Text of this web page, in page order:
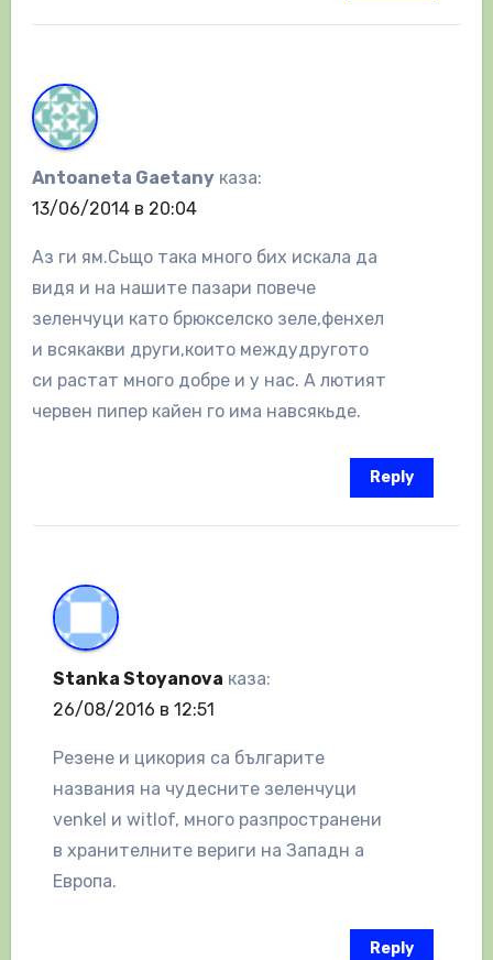
Antoaneta Gaetany каза:
13/06/2014 в 20:04
Аз ги ям.Сьщо така много бих искала да
видя и на нашите пазари повече
зеленчуци като брюкселско зеле,фенхел
и всякакви други,които междудругото
си растат много добре и у нас. А лютият
червен пипер кайен го има навсякьде.
Reply
Stanka Stoyanova каза:
26/08/2016 в 12:51
Резене и цикория са българите
названия на чудесните зеленчуци
venkel и witlof, много разпространени
в хранителните вериги на Западн а
Европа.
Reply